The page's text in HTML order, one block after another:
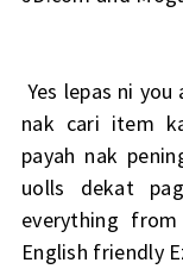
Yes lepas ni
nak cari item
payah nak
uolls dekat
everything
English friendly